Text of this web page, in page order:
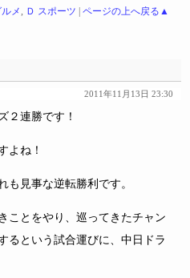
ルメ Ｄ スポーツ | ページの上へ戻る▲
2011年11月13日 23:30
２連勝です！
よね！
も見事な逆転勝利です。
ことをやり、巡ってきたチャン
るという試合運びに、中日ドラ